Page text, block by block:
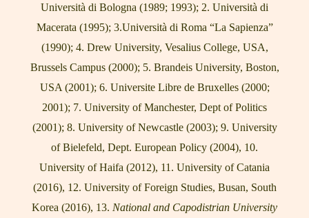
Università di Bologna (1989; 1993); 2. Università di
Macerata (1995); 3.Università di Roma “La Sapienza”
(1990); 4. DrewUniversity, Vesalius College, USA,
Brussels Campus (2000); 5. Brandeis University, Boston,
USA (2001); 6. Universite Libre de Bruxelles (2000;
2001); 7. University of Manchester, Dept of Politics
(2001); 8. University of Newcastle (2003); 9. University
of Bielefeld, Dept. European Policy (2004), 10.
University of Haifa (2012), 11. University of Catania
(2016), 12. University of Foreign Studies, Busan, South
Korea (2016), 13. National and Capodistrian University